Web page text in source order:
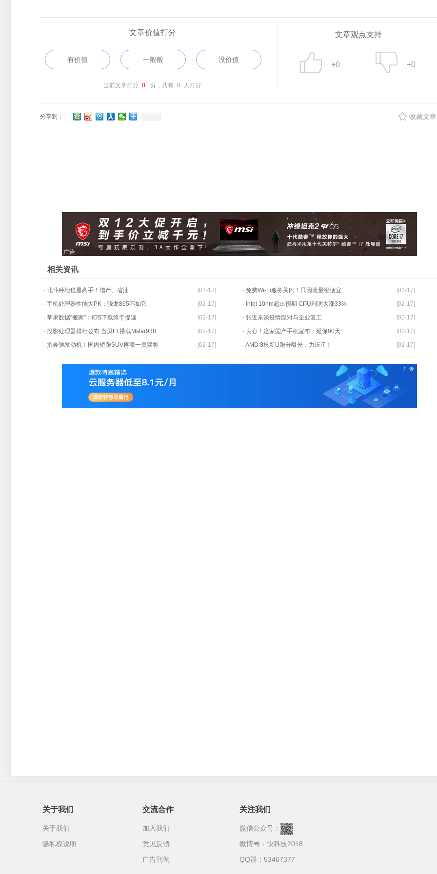
文章价值打分
有价值 一般般 没价值
当前文章打分 0 分，共有 0 人打分
文章观点支持
+0 +0
分享到： 收藏文章
相关资讯
· 北斗种地也是高手！增产、省油 [02-17] · 免费Wi-Fi服务关闭！只因流量很便宜
[02-17]
· 手机处理器性能大PK：骁龙865不如它
[02-17] · Intel 10nm超出预期 CPU利润大涨33%
[02-17]
· 苹果数据“搬家”：iOS下载终于提速
[02-17] · 张近东谈疫情应对与企业复工
[02-17]
· 投影处理器排行公布 当贝F1搭载Mstar938
[02-17] · 良心！这家国产手机宣布：延保90天
[02-17]
· 搭奔驰发动机！国内轿跑SUV再添一员猛将
[02-17] · AMD 8核新U跑分曝光：力压i7！ [02-17]
关于我们
关于我们
隐私权说明
交流合作
加入我们
意见反馈
广告刊例
关注我们
微信公众号：
微博号：快科技2018
QQ群：53467377